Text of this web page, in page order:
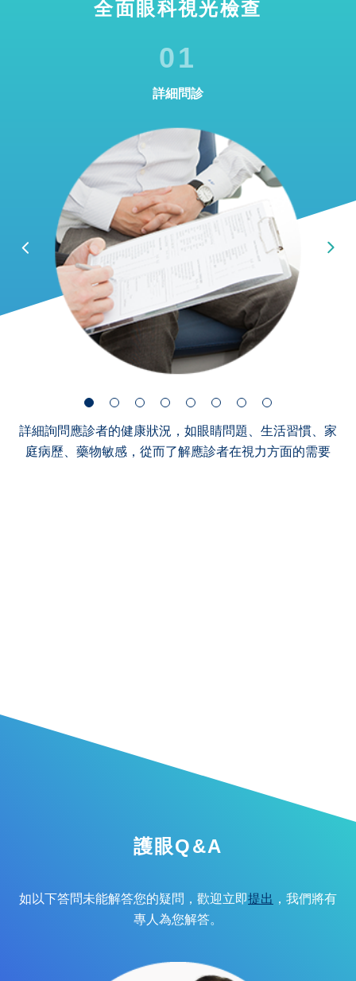
全面眼科視光檢查
01
詳細問診
詳細詢問應診者的健康狀況，如眼睛問題、生活習慣、家
庭病歷、藥物敏感，從而了解應診者在視力方面的需要
護眼Q&A
如以下答問未能解答您的疑問，歡迎立即提出 ，我們將有
專人為您解答。